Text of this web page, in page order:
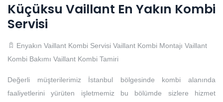
Küçüksu Vaillant En Yakın Kombi
Servisi
Enyakın Vaillant Kombi Servisi Vaillant Kombi Montajı Vaillant
Kombi Bakımı Vaillant Kombi Tamiri
Değerli müşterilerimiz İstanbul bölgesinde kombi alanında
faaliyetlerini yürüten işletmemiz bu bölümde sizlere hizmet